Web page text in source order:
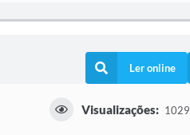
Ler online
Visualizações: 1029